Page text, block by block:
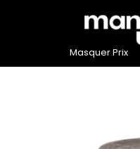
Masquer Prix